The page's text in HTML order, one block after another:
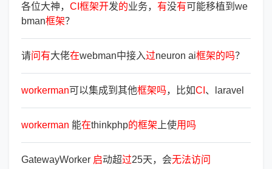
各位大神， CI 框架开发的业务， 有没有可能移植到we
bman框架？
请问有大佬在webman中接入过neuron ai框架的吗？
workerman可以集成到其他框架吗，比如CI 、laravel
workerman 能在thinkphp的框架 上使用 吗
GatewayWorker 启动超过25天，会无法访问